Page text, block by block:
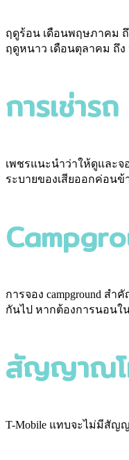
ฤดูร้อน เดือนพฤษภาคม
ฤดูหนาว เดือนตุลาคม ถึ
การเช่าร
เพชรแนะนำว่าให้ดูและจ
ระบายของเสียออกค่อนข้
การจอง campground ส
กันไป หากต้องการนอนใน
สัญญาณโ
T-Mobile แทบจะไม่มีสัญ